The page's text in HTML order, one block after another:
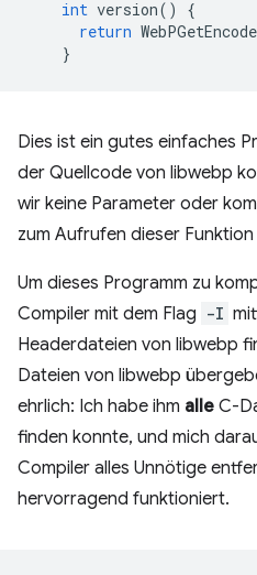
int version()
{
return
}
Dies ist ein gutes einfaches
der Quellcode von libwebp
wir keine Parameter oder
zum Aufrufen dieser
Um dieses Programm zu
Compiler mit dem Flag -I
Headerdateien von libwebp
Dateien von libwebp
ehrlich: Ich habe ihm alle C-
finden konnte, und mich
Compiler alles Unnötige
hervorragend funktioniert.